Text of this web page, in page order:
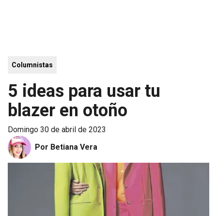
Columnistas
5 ideas para usar tu
blazer en otoño
domingo 30 de abril de 2023
Por Betiana Vera